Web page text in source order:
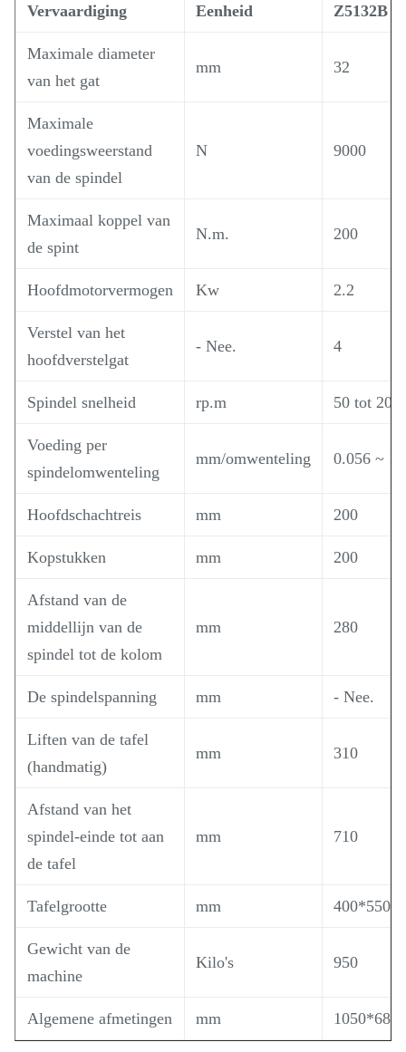
Vervaardiging Eenheid Z5132B
Maximale diameter
van het gat
mm 32
Maximale
voedingsweerstand
van de spindel
N 9000
Maximaal koppel van
de spint
N.m. 200
Hoofdmotorvermogen Kw 2.2
Verstel van het
hoofdverstelgat
- Nee. 4
Spindel snelheid rp.m 50 tot
Voeding per
spindelomwenteling
mm/omwenteling 0.056 ~
Hoofdschachtreis mm 200
Kopstukken mm 200
Afstand van de
middellijn van de
spindel tot de kolom
mm 280
De spindelspanning mm - Nee.
Liften van de tafel
(handmatig)
mm 310
Afstand van het
spindel-einde tot aan
de tafel
mm 710
Tafelgrootte mm 400*550
Gewicht van de
machine
Kilo's 950
Algemene afmetingen mm